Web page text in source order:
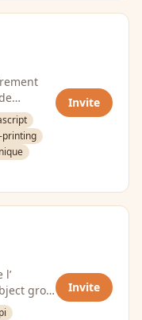
des
Invite
gros
Invite